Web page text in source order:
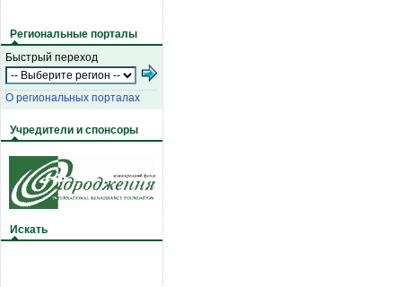
Региональные порталы
Быстрый переход
О региональных порталах
Учредители и спонсоры
Искать